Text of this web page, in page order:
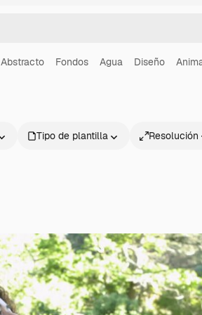
Abstracto Fondos Agua Diseño
Tipo de plantilla Resolución
Productos Información útil